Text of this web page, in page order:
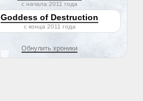
с начала 2011 года
Goddess of Destruction
с конца 2011 года
Обнулить хроники